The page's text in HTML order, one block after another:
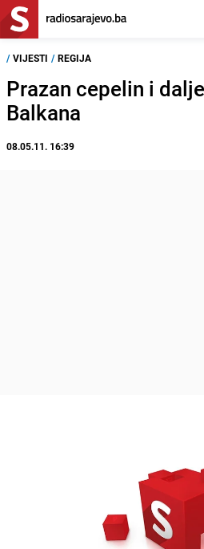
/ VIJESTI / REGIJA
Prazan cepelin i
Balkana
08.05.11. 16:39